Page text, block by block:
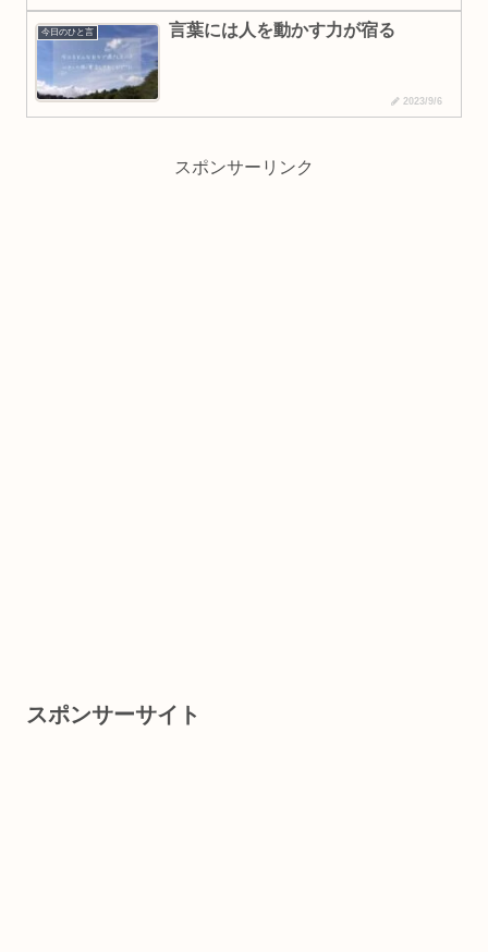
今日のひと言 言葉には人を動かす力が宿る
2023/9/6
スポンサーリンク
スポンサーサイト